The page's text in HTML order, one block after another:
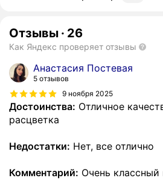
Отзывы · 26
Как Яндекс проверяет отзывы
Анастасия Постевая
5 отзывов
9 ноября 2025
Достоинства: Отличное
расцветка
Недостатки: Нет, все отлично
Комментарий: Очень классный